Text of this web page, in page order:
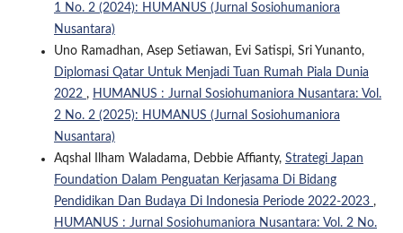
1 No. 2 (2024): HUMANUS (Jurnal Sosiohumaniora
Nusantara)
Uno Ramadhan, Asep Setiawan, Evi Satispi, Sri Yunanto,
Diplomasi Qatar Untuk Menjadi Tuan Rumah Piala Dunia
2022 , HUMANUS : Jurnal Sosiohumaniora Nusantara: Vol.
2 No. 2 (2025): HUMANUS (Jurnal Sosiohumaniora
Nusantara)
Aqshal Ilham Waladama, Debbie Affianty, Strategi Japan
Foundation Dalam Penguatan Kerjasama Di Bidang
Pendidikan Dan Budaya Di Indonesia Periode 2022-2023 ,
HUMANUS : Jurnal Sosiohumaniora Nusantara: Vol. 2 No.